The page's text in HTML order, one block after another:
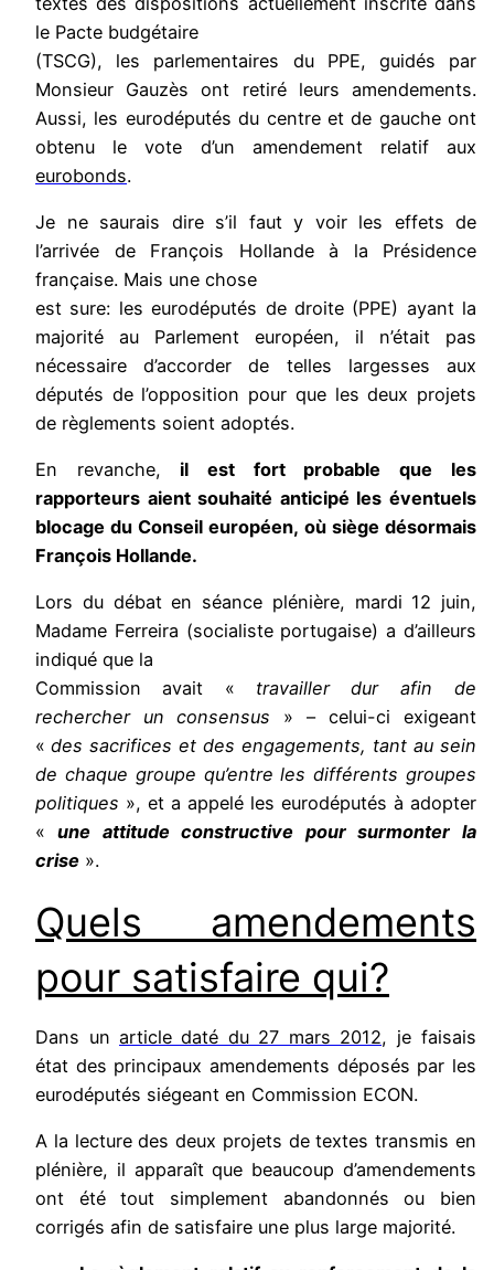
le Pacte budgétaire
(TSCG), les parlementaires du PPE, guidés par
Monsieur Gauzès ont retiré leurs amendements.
Aussi, les eurodéputés du centre et de gauche ont
obtenu le vote d’un amendement relatif aux
eurobonds.
Je ne saurais dire s’il faut y voir les effets de
l’arrivée de François Hollande à la Présidence
française. Mais une chose
est sure: les eurodéputés de droite (PPE) ayant la
majorité au Parlement européen, il n’était pas
nécessaire d’accorder de telles largesses aux
députés de l’opposition pour que les deux projets
de règlements soient adoptés.
En revanche, il est fort probable que les
rapporteurs aient souhaité anticipé les éventuels
blocage du Conseil européen, où siège désormais
François Hollande.
Lors du débat en séance plénière, mardi 12 juin,
Madame Ferreira (socialiste portugaise) a d’ailleurs
indiqué que la
Commission avait « travailler dur
afin de
rechercher un consensus » – celui-ci exigeant
« des sacrifices et des engagements, tant au sein
de chaque groupe qu’entre les différents groupes
politiques », et a appelé les eurodéputés à adopter
« une attitude constructive pour surmonter la
crise ».
Quels amendements
pour satisfaire qui?
Dans un article daté du 27 mars 2012, je faisais
état des principaux amendements déposés par les
eurodéputés siégeant en Commission ECON.
A la lecture des deux projets de textes transmis en
plénière, il apparaît que beaucoup d’amendements
ont été tout simplement abandonnés ou bien
corrigés afin de satisfaire une plus large majorité.